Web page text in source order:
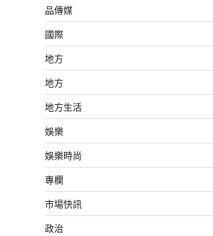
品傳媒
國際
地方
地方
地方生活
娛樂
娛樂時尚
專欄
市場快訊
政治